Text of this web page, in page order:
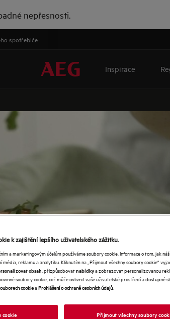
nepřesnosti.
spotřebiče
Inspirace
k zajištění lepšího uživatelského zážitku.
a marketingovým účelům používáme soubory cookie. Informace o tom, jak
reklamu a analytiku. Kliknutím na „Přijmout všechny soubory cookie“
obsah , přizpůsobovatnabídkya zobrazovat personalizovanou
soubory cookie, což může ovlivnit vaše uživatelské prostředí a dostupné
cookieaProhlášení o ochraně osobních údajů
cookie Přijmout všechny soubory